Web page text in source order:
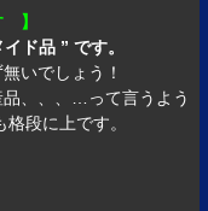
】
ド品 ” です。
いでしょう！
、、、…って言うよう
段に上です。